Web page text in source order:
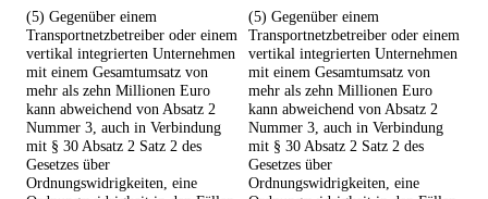
(5) Gegenüber einem
Transportnetzbetreiber oder einem
vertikal integrierten Unternehmen
mit einem Gesamtumsatz von
mehr als zehn Millionen Euro
kann abweichend von Absatz 2
Nummer 3, auch in Verbindung
mit § 30 Absatz 2 Satz 2 des
Gesetzes über
Ordnungswidrigkeiten, eine
(5) Gegenüber einem
Transportnetzbetreiber oder einem
vertikal integrierten Unternehmen
mit einem Gesamtumsatz von
mehr als zehn Millionen Euro
kann abweichend von Absatz 2
Nummer 3, auch in Verbindung
mit § 30 Absatz 2 Satz 2 des
Gesetzes über
Ordnungswidrigkeiten, eine